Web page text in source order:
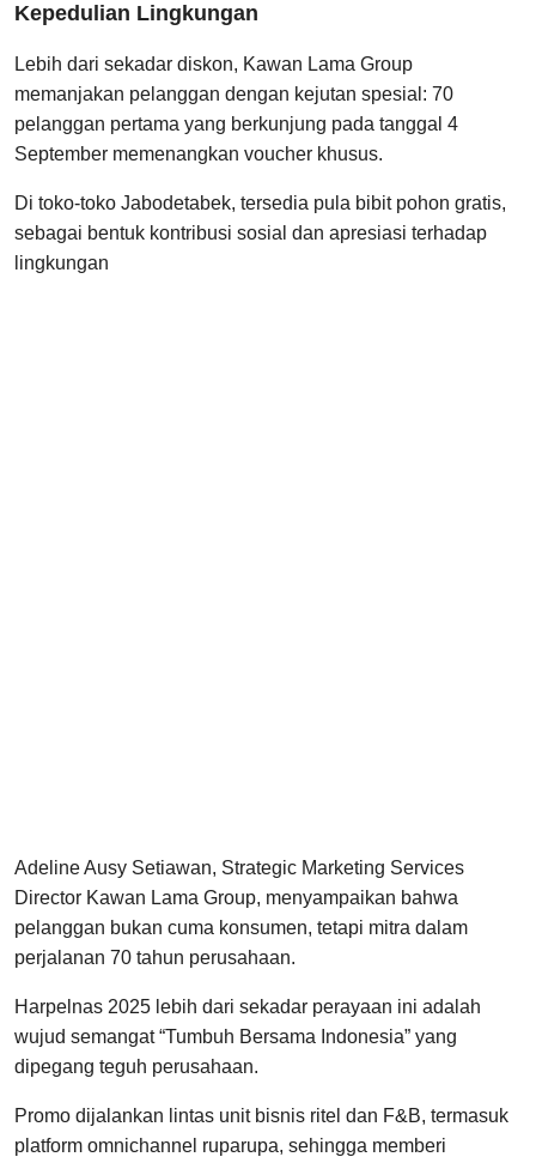
Kepedulian Lingkungan
Lebih dari sekadar diskon, Kawan Lama Group
memanjakan pelanggan dengan kejutan spesial: 70
pelanggan pertama yang berkunjung pada tanggal 4
September memenangkan voucher khusus.
Di toko-toko Jabodetabek, tersedia pula bibit pohon gratis,
sebagai bentuk kontribusi sosial dan apresiasi terhadap
lingkungan
Adeline Ausy Setiawan, Strategic Marketing Services
Director Kawan Lama Group, menyampaikan bahwa
pelanggan bukan cuma konsumen, tetapi mitra dalam
perjalanan 70 tahun perusahaan.
Harpelnas 2025 lebih dari sekadar perayaan ini adalah
wujud semangat “Tumbuh Bersama Indonesia” yang
dipegang teguh perusahaan.
Promo dijalankan lintas unit bisnis ritel dan F&B, termasuk
platform omnichannel ruparupa, sehingga memberi